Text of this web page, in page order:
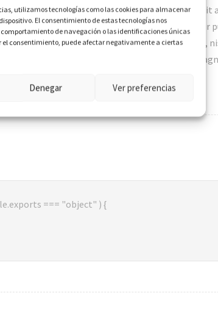
utilizamos tecnologías como las cookies para almacenar
El consentimiento de estas tecnologías nos
de navegación o las identificaciones únicas
el consentimiento, puede afectar negativamente a ciertas
Denegar Ver preferencias
purus sit amet fermentum. Lorem ipsum dolor sit
gravida at eget metus. Cras mattis consectetur
euismod. Duis mollis, est non commodo luctus,
sed consectetur. Etiam porta sem malesuada
=== "object" ) {